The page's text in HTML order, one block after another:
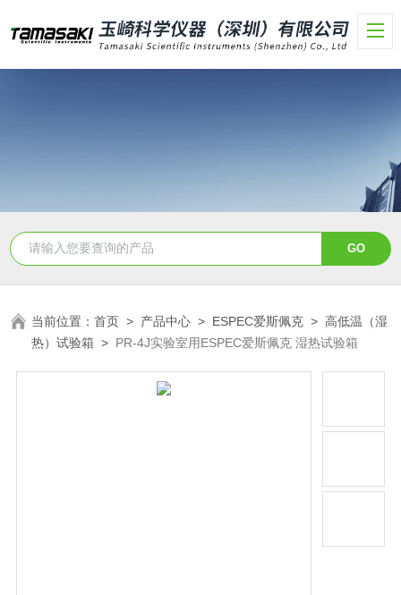
当前位置：首页 > 产品中心 > ESPEC爱斯佩克 >高低温（湿
热）试验箱 > PR-4J实验室用ESPEC爱斯佩克 湿热试验箱